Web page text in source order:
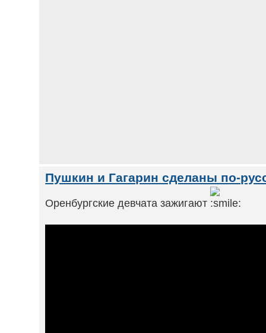
Пушкин и Гагарин сделаны по-
Оренбургские девчата зажигают